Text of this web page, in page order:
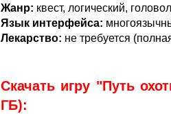
Жанр: квест, логический,
Язык интерфейса:
Лекарство: не требуется
Скачать игру "Путь
ГБ):